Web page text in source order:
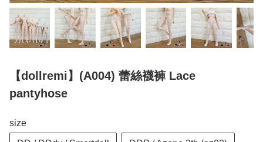
【dollremi】(A004) 蕾絲襪褲 Lace
pantyhose
size